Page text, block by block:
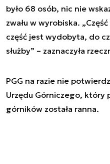
było 68 osób, nic nie
zwału w wyrobiska.
część jest wydobyta, do
służby” – zaznaczyła
PGG na razie nie
Urzędu Górniczego, który
górników została ranna.